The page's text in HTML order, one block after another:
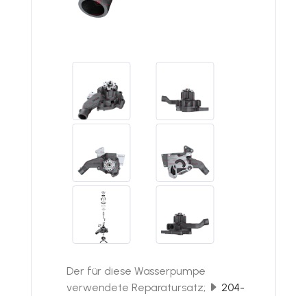
Der für diese Wasserpumpe
verwendete Reparatursatz;
204-